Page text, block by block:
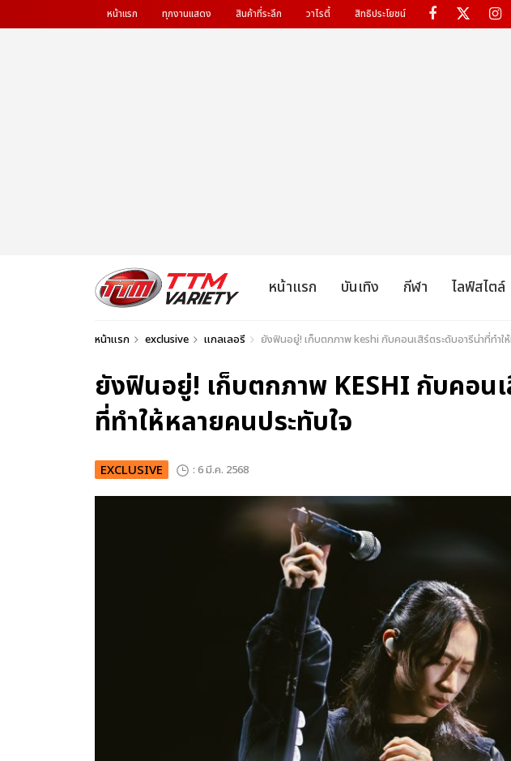
หน้าแรก ทุกงานแสดง สินค้าที่ระลึก วาไรตี้ สิทธิประโยชน์
หน้าแรก บันเทิง กีฬา ไลฟ์สไตล์
หน้าแรก exclusive แกลเลอรี ยังฟินอยู่! เก็บตกภาพ keshi กับคอนเสิร์ตระดับอารีน่าที่ทำใ
ยังฟินอยู่! เก็บตกภาพ KESHI กับคอนเ
ที่ทำให้หลายคนประทับใจ
EXCLUSIVE : 6 มี.ค. 2568